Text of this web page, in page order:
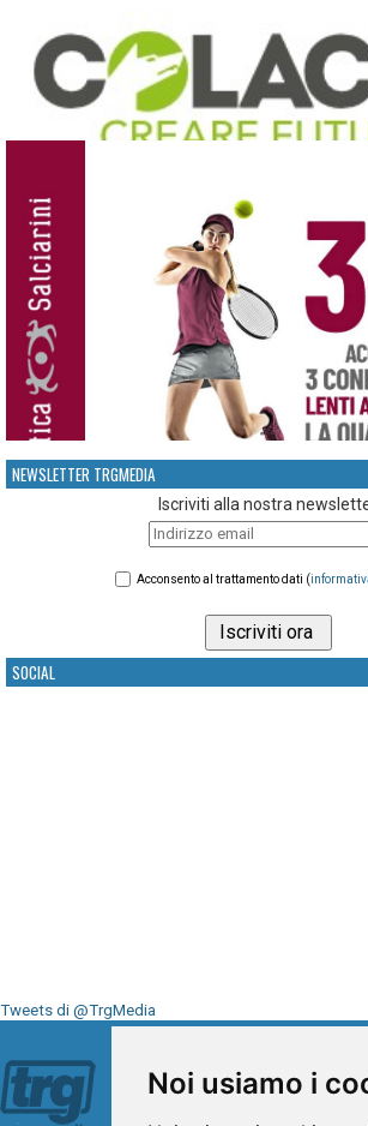
Noi usiamo i
NEWSLETTER TRGMEDIA
Iscriviti alla nostra
Acconsento al trattamento dati (
SOCIAL
Tweets di @TrgMedia